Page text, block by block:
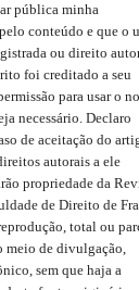
pública minha
conteúdo e que o
ou direito
foi creditado a seu
para usar o
necessário. Declaro
de aceitação do
autorais a ele
propriedade da
de Direito de
total ou
meio de divulgação,
sem que haja a